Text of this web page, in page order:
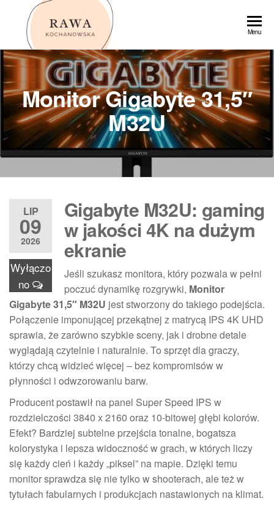
Przejdź
Menu
Monitor Gigabyte 31,5″
M32U
LIP
09
2026
Wyłączo
no
Gigabyte M32U: gaming
w jakości 4K na dużym
ekranie
Jeśli szukasz monitora, który pozwala w pełni
poczuć dynamikę rozgrywki, Monitor
Gigabyte 31,5″ M32U jest stworzony do takiego podejścia.
Połączenie imponującej przekątnej z matrycą IPS 4K UHD
sprawia, że zarówno szybkie sceny, jak i drobne detale
wyglądają czytelnie i naturalnie. To sprzęt dla graczy,
którzy chcą widzieć więcej – bez kompromisów w
płynności i odwzorowaniu barw.
Producent postawił na panel Super Speed IPS w
rozdzielczości 3840 x 2160 oraz 10-bitowej głębi kolorów.
Efekt? Bardziej subtelne przejścia tonalne, bogatsza
kolorystyka i lepsza widoczność w grach, w których liczy
się każdy cień i każdy „piksel” na mapie. Dzięki temu
monitor sprawdza się nie tylko w shooterach, ale też w
tytułach fabularnych i produkcjach nastawionych na klimat.